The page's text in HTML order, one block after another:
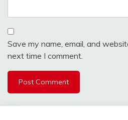
Save my name, email, and
next time I comment.